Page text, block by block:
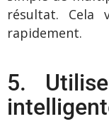
résultat. Cela
rapidement.
5.